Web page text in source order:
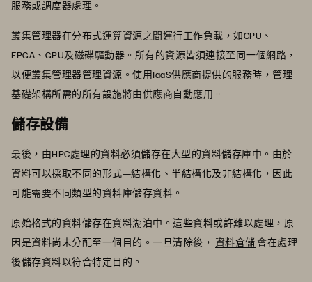
服務或調度器處理。
叢集管理器在分布式運算資源之間運行工作負載，如CPU、
FPGA、GPU及磁碟驅動器。所有的資源皆須連接至同一個網路，
以便叢集管理器管理資源。使用IaaS供應商提供的服務時，管理
基礎架構所需的所有設施將由供應商自動應用。
儲存設備
最後，由HPC處理的資料必須儲存在大型的資料儲存庫中。由於
資料可以採取不同的形式—結構化、半結構化及非結構化，因此
可能需要不同類型的資料庫儲存資料。
原始格式的資料儲存在資料湖泊中。這些資料或許難以處理，原
因是資料尚未分配至一個目的。一旦清除後， 資料倉儲 會在處理
後儲存資料以符合特定目的。